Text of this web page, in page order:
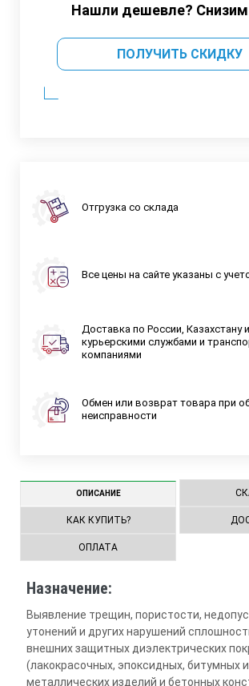
Нашли дешевле? Снизим
ПОЛУЧИТЬ СКИДКУ
Отгрузка со склада
Все цены на сайте указаны с
Доставка по России, Казахстану
курьерскими службами и
компаниями
Обмен или возврат товара при
неисправности
ОПИСАНИЕ
КАК КУПИТЬ?
ОПЛАТА
Назначение:
Выявление трещин, пористости,
утонений и других нарушений
внешних защитных диэлектрических
(лакокрасочных, эпоксидных, битумных
металлических изделий и бетонных